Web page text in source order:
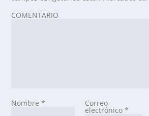
COMENTARIO
Nombre* Correo
electrónico *